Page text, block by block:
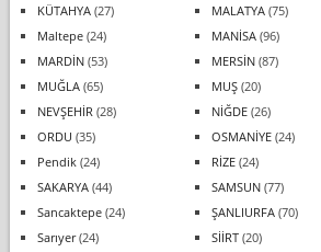
KÜTAHYA(27) MALATYA(75)
Maltepe(24) MANİSA(96)
MARDİN(53) MERSİN(87)
MUĞLA(65) MUŞ(20)
NEVŞEHİR (28) NİĞDE(26)
ORDU (35) OSMANİYE(24)
Pendik(24) RİZE(24)
SAKARYA(44) SAMSUN(77)
Sancaktepe(24) ŞANLIURFA(70)
Sarıyer(24) SİİRT(20)